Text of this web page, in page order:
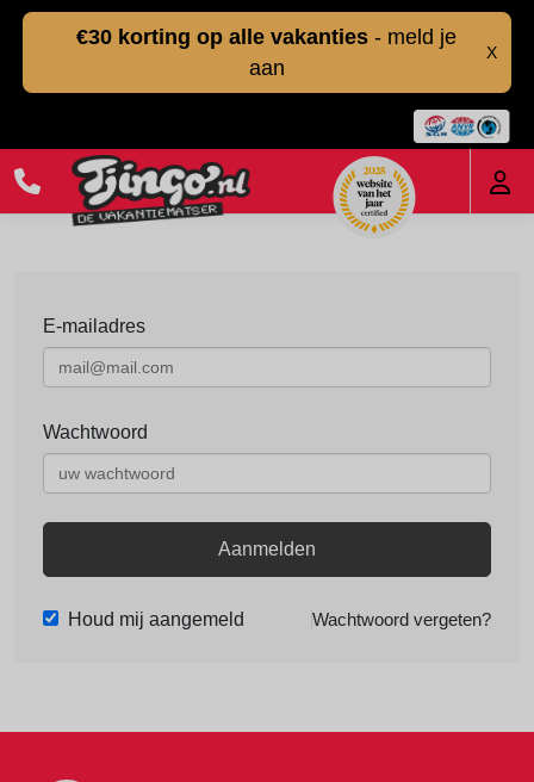
€30 korting op alle vakanties - meld je
aan
X
E-mailadres
Wachtwoord
Aanmelden
Houd mij aangemeld Wachtwoord vergeten?